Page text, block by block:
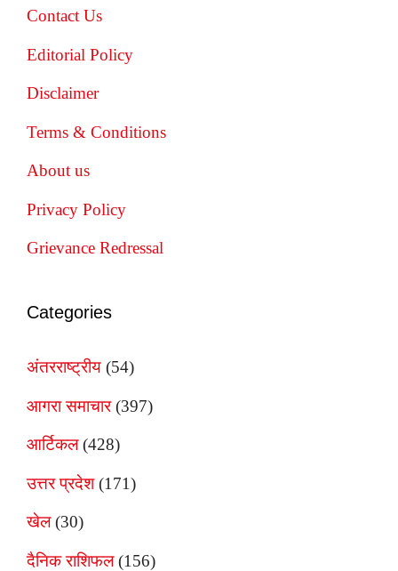
Contact Us
Editorial Policy
Disclaimer
Terms & Conditions
About us
Privacy Policy
Grievance Redressal
Categories
अंतरराष्ट्रीय (54)
आगरा समाचार(397)
आर्टिकल(428)
उत्तर प्रदेश(171)
खेल(30)
दैनिक राशिफल(156)